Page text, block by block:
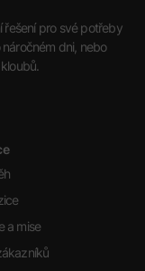
řešení pro své potřeby
dni, nebo
a mise